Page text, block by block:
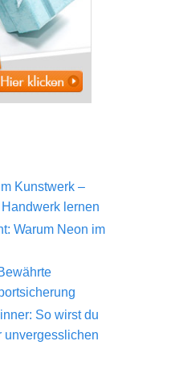
Kunstwerk –
lernen
Warum Neon im
So wirst du
unvergesslichen